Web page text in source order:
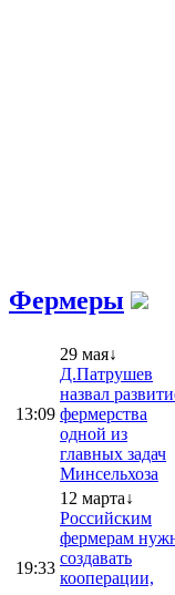
Фермеры
13:09
29 мая↓
Д.Патрушев
назвал
фермерства
одной из
главных задач
Минсельхоза
19:33
12 марта↓
Российским
фермерам
создавать
кооперации,